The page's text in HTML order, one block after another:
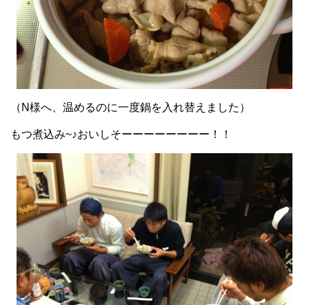
（N様へ、温めるのに一度鍋を入れ替えました）
もつ煮込み~♪おいしそーーーーーーーー！！